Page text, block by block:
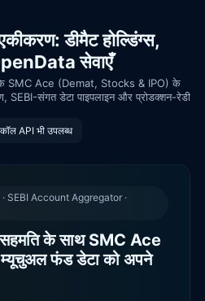
डीमैट होल्डिंग्स,
सेवाएँ
SMC Ace (Demat, Stocks & IPO) के
SEBI-संगत डेटा पाइपलाइन और प्रोडक्शन-रेडी
API भी उपलब्ध
SEBI Account Aggregator ·
सहमति के साथ SMC Ace
फंड डेटा को अपने